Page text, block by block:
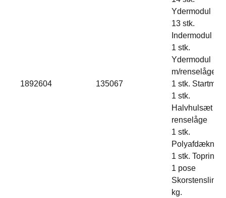
1892604 135067
Ydermodul
13 stk.
Indermodul
1 stk.
Ydermodul
m/renselåge
1 stk.
1 stk.
Halvhulsæt til
renselåge
1 stk.
Polyafdækning
1 stk. Topring
1 pose
Skorstenslim
kg.